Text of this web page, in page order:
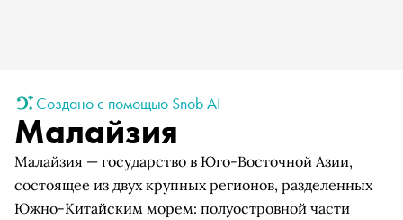
Создано с помощью Snob AI
Малайзия
Малайзия — государство в Юго-Восточной Азии,
состоящее из двух крупных регионов, разделенных
Южно-Китайским морем: полуостровной части